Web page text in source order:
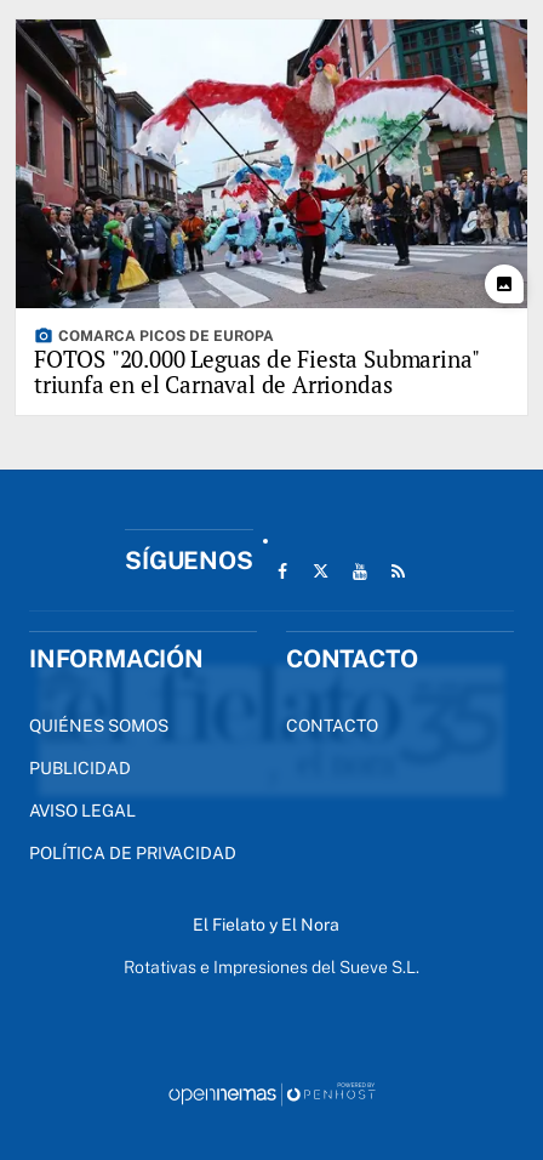
photo
photo_camera COMARCA PICOS DE EUROPA
FOTOS "20.000 Leguas de Fiesta Submarina"
triunfa en el Carnaval de Arriondas
SÍGUENOS
INFORMACIÓN
QUIÉNES SOMOS
PUBLICIDAD
AVISO LEGAL
POLÍTICA DE PRIVACIDAD
CONTACTO
CONTACTO
El Fielato y El Nora
Rotativas e Impresiones del Sueve S.L.